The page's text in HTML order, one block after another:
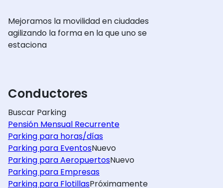
Mejoramos la movilidad en ciudades
agilizando la forma en la que uno se
estaciona
Conductores
Buscar Parking
Pensión Mensual Recurrente
Parking para horas/días
Parking para EventosNuevo
Parking para AeropuertosNuevo
Parking para Empresas
Parking para FlotillasPróximamente